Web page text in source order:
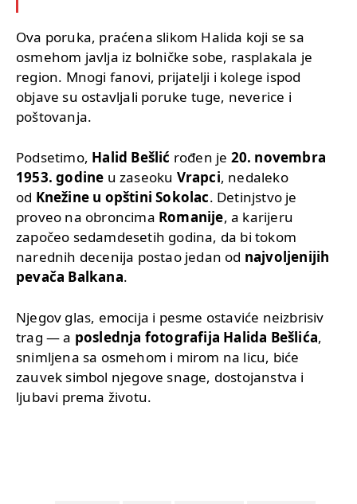
Ova poruka, praćena slikom Halida koji se sa
osmehom javlja iz bolničke sobe, rasplakala je
region. Mnogi fanovi, prijatelji i kolege ispod
objave su ostavljali poruke tuge, neverice i
poštovanja.
Podsetimo, Halid Bešlić rođen je 20. novembra
1953. godine u zaseoku Vrapci, nedaleko
od Knežine u opštini Sokolac. Detinjstvo je
proveo na obroncima Romanije, a karijeru
započeo sedamdesetih godina, da bi tokom
narednih decenija postao jedan od najvoljenijih
pevača Balkana.
Njegov glas, emocija i pesme ostaviće neizbrisiv
trag — a poslednja fotografija Halida Bešlića,
snimljena sa osmehom i mirom na licu, biće
zauvek simbol njegove snage, dostojanstva i
ljubavi prema životu.